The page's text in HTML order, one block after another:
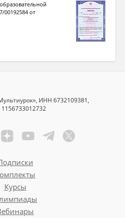
00192584 от
ИНН 6732109381,
Курсы